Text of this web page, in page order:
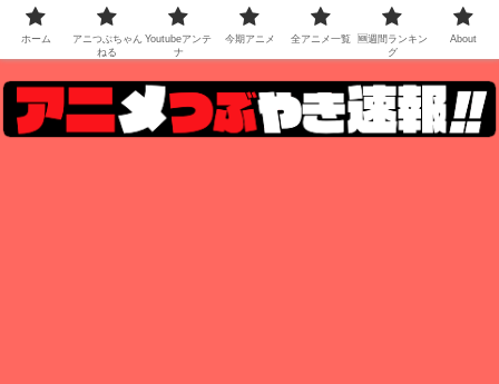
ホーム
アニつぶちゃん
ねる
Youtubeアンテ
ナ
今期アニメ 全アニメ一覧
🆕週間ランキン
グ
About